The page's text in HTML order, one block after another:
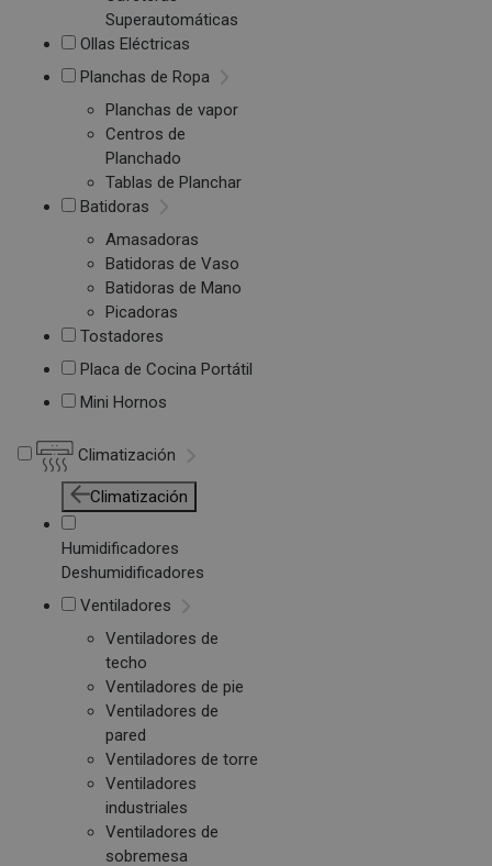
Superautomáticas
Ollas Eléctricas
Planchas de Ropa
Planchas de vapor
Centros de
Planchado
Tablas de Planchar
Batidoras
Amasadoras
Batidoras de Vaso
Batidoras de Mano
Picadoras
Tostadores
Placa de Cocina Portátil
Mini Hornos
Climatización
Climatización
Humidificadores
Deshumidificadores
Ventiladores
Ventiladores de
techo
Ventiladores de pie
Ventiladores de
pared
Ventiladores de torre
Ventiladores
industriales
Ventiladores de
sobremesa